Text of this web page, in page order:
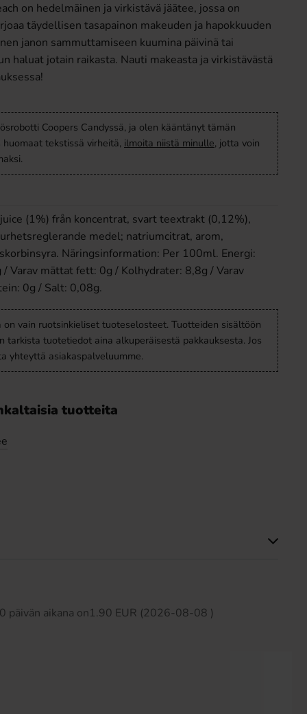
Osta Osta
on hedelmäinen ja virkistävä jäätee, jossa on
täydellisen tasapainon makeuden ja hapokkuuden
janon sammuttamiseen kuumina päivinä tai
haluat jotain raikasta. Nauti makeasta ja virkistävästä
Coopers Candyssä, ja olen kääntänyt tämän
tekstissä virheitä, ilmoita niistä minulle, jotta voin
(1%) från koncentrat, svart teextrakt (0,12%),
medel; natriumcitrat, arom,
Näringsinformation: Per 100ml. Energi:
Varav mättat fett: 0g / Kolhydrater: 8,8g / Varav
0g / Salt: 0,08g.
vain ruotsinkieliset tuoteselosteet. Tuotteiden sisältöön
tarkista tuotetiedot aina alkuperäisestä pakkauksesta. Jos
yhteyttä asiakaspalveluumme.
tuotteita
päivän aikana on1.90 EUR (2026-08-08 )